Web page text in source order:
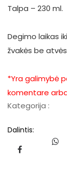
Talpa – 230 ml.
Degimo laikas
žvakės be
*Yra galimybė
komentare
Kategorija :
Dalintis: